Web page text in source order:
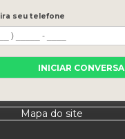
Home
Sobre nós
Serviços
Contato
Mapa do site
seu telefone
INICIAR CONVERSA